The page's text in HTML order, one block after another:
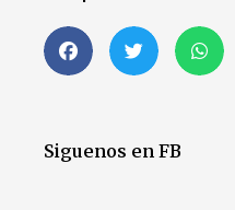
Siguenos en FB